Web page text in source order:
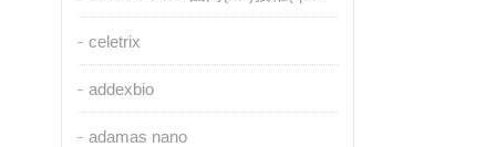
celetrix
addexbio
adamas nano